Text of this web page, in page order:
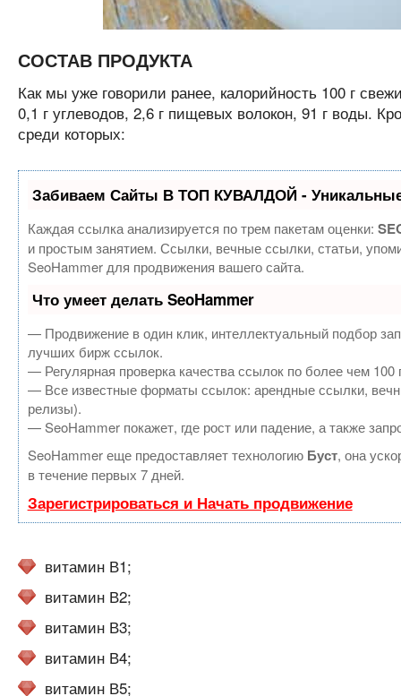
СОСТАВ ПРОДУКТА
Как мы уже говорили ранее, калорийность 100 г
0,1 г углеводов, 2,6 г пищевых волокон, 91 г воды.
среди которых:
Забиваем Сайты В ТОП КУВАЛДОЙ - Уникальные
Каждая ссылка анализируется по трем пакетам оценки:
и простым занятием. Ссылки, вечные ссылки, статьи,
SeoHammer для продвижения вашего сайта.
Что умеет делать SeoHammer
— Продвижение в один клик, интеллектуальный подбор
лучших бирж ссылок.
— Регулярная проверка качества ссылок по более чем
— Все известные форматы ссылок: арендные ссылки,
релизы).
— SeoHammer покажет, где рост или падение, а также
SeoHammer еще предоставляет технологию Буст, она
в течение первых 7 дней.
Зарегистрироваться и Начать продвижение
витамин В1;
витамин В2;
витамин В3;
витамин В4;
витамин В5;